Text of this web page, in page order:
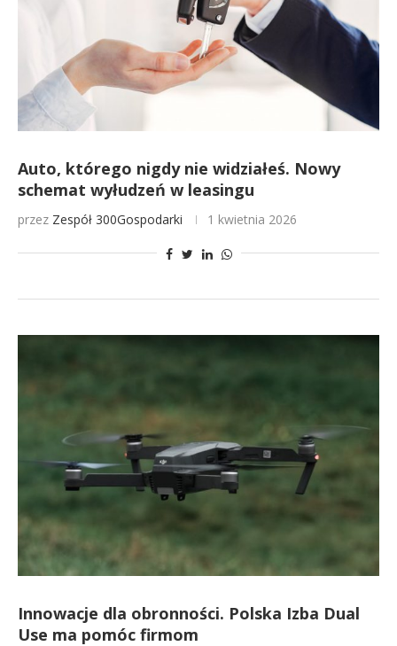
Auto, którego nigdy nie widziałeś. Nowy
schemat wyłudzeń w leasingu
przez Zespół 300Gospodarki 1 kwietnia 2026
Innowacje dla obronności. Polska Izba Dual
Use ma pomóc firmom